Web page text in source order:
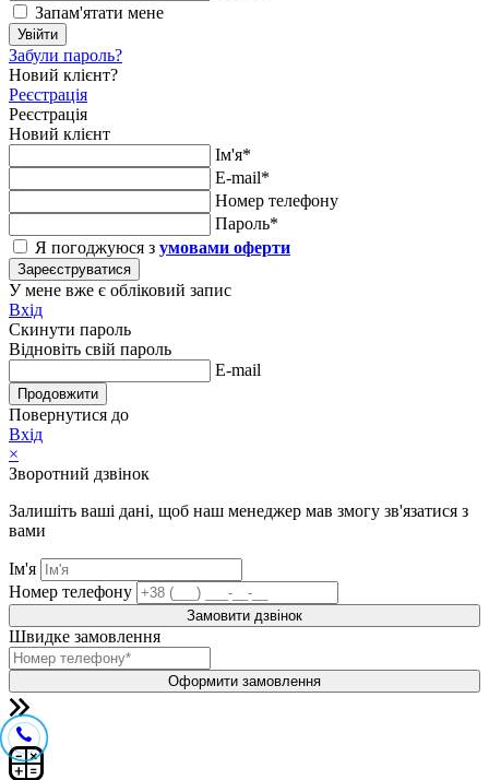
Запам'ятати мене
Увійти
Забули пароль?
Новий клієнт?
Реєстрація
Реєстрація
Новий клієнт
Ім'я*
E-mail*
Номер телефону
Пароль*
Я погоджуюся з умовами оферти
Зареєструватися
У мене вже є обліковий запис
Вхід
Скинути пароль
Відновіть свій пароль
E-mail
Продовжити
Повернутися до
Вхід
×
Зворотний дзвінок
Залишіть ваші дані, щоб наш менеджер мав змогу зв'язатися з
вами
Ім'я
Номер телефону
Замовити дзвінок
Швидке замовлення
Оформити замовлення